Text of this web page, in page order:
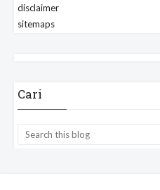
disclaimer
sitemaps
Cari